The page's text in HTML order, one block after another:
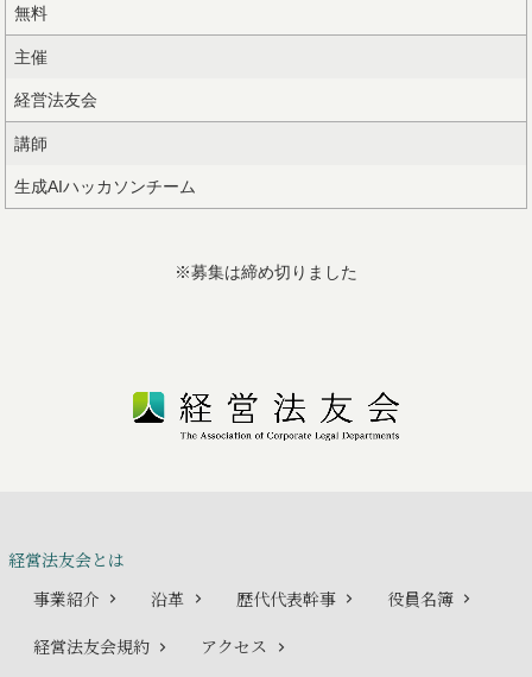
無料
主催
経営法友会
講師
生成AIハッカソンチーム
※募集は締め切りました
経営法友会とは
事業紹介
沿革 歴代代表幹事 役員名簿
経営法友会規約 アクセス